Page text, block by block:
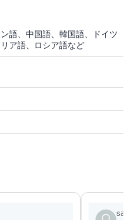
語、中国語、韓国語、ドイツ
ア語、ロシア語など
same